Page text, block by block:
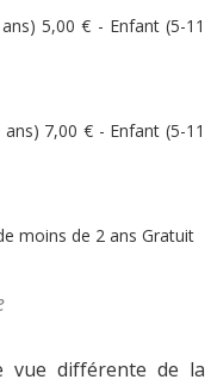
5,00 € - Enfant (5-11
7,00 € - Enfant (5-11
de 2 ans Gratuit
vue différente de la